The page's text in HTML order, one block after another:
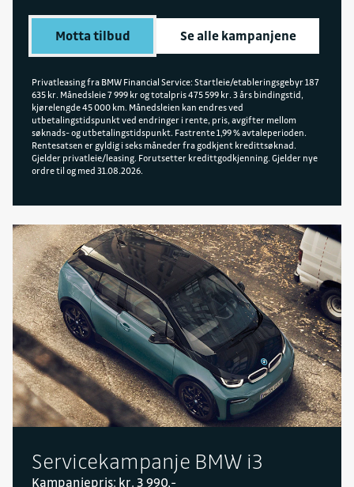
Motta tilbud Se alle kampanjene
Privatleasing fra BMW Financial Service: Startleie/etableringsgebyr 187
635 kr. Månedsleie 7 999 kr og totalpris 475 599 kr. 3 års bindingstid,
kjørelengde 45 000 km. Månedsleien kan endres ved
utbetalingstidspunkt ved endringer i rente, pris, avgifter mellom
søknads- og utbetalingstidspunkt. Fastrente 1,99 % avtaleperioden.
Rentesatsen er gyldig i seks måneder fra godkjent kredittsøknad.
Gjelder privatleie/leasing. Forutsetter kredittgodkjenning. Gjelder nye
ordre til og med 31.08.2026.
Servicekampanje BMW i3
Kampanjepris: kr. 3 990,-